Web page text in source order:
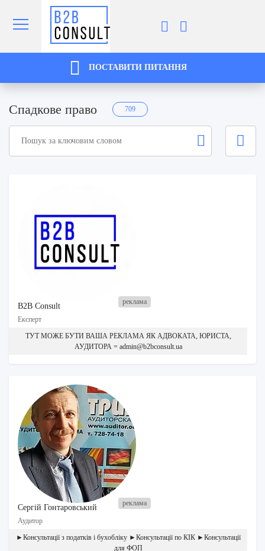
ПОСТАВИТИ ПИТАННЯ
Спадкове право 709
B2B Consult
Експерт
ТУТ МОЖЕ БУТИ ВАША РЕКЛАМА ЯК АДВОКАТА, ЮРИСТА,
АУДИТОРА = admin@b2bconsult.ua
Сергій Гонтаровський
Аудитор
►Консультації з податків і бухобліку ►Консультації по КІК ►Консультації
для ФОП